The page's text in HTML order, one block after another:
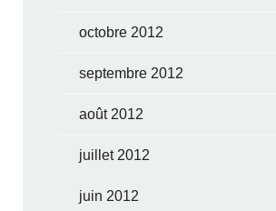
octobre 2012
septembre 2012
août 2012
juillet 2012
juin 2012